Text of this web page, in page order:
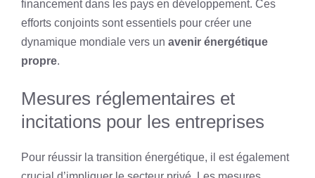
financement dans les pays en développement. Ces
efforts conjoints sont essentiels pour créer une
dynamique mondiale vers un avenir énergétique
propre.
Mesures réglementaires et
incitations pour les entreprises
Pour réussir la transition énergétique, il est également